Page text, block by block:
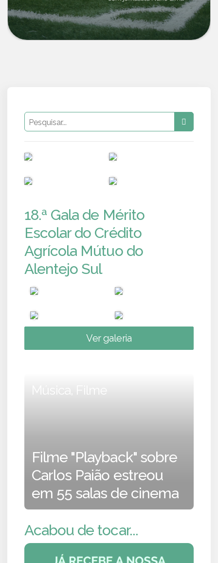
18.ª Gala de Mérito
Escolar do Crédito
Agrícola Mútuo do
Alentejo Sul
Ver galeria
Música, Filme
Filme "Playback" sobre
Carlos Paião estreou
em 55 salas de cinema
Acabou de tocar...